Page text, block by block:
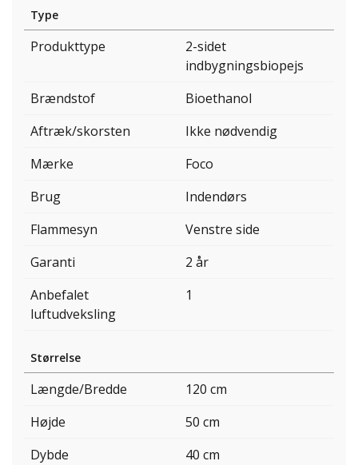
Type
Produkttype
2-sidet
indbygningsbiopejs
Brændstof
Bioethanol
Aftræk/skorsten
Ikke nødvendig
Mærke
Foco
Brug
Indendørs
Flammesyn
Venstre side
Garanti
2 år
Anbefalet
luftudveksling
1
Størrelse
Længde/Bredde
120 cm
Højde
50 cm
Dybde
40 cm